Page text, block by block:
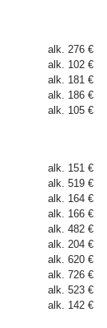
alk. 276 €
alk. 102 €
alk. 181 €
alk. 186 €
alk. 105 €
alk. 151 €
alk. 519 €
alk. 164 €
alk. 166 €
alk. 482 €
alk. 204 €
alk. 620 €
alk. 726 €
alk. 523 €
alk. 142 €